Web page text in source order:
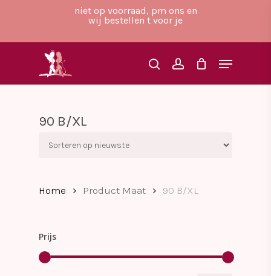
content
niet op voorraad, pm ons en
wij bestellen t voor je
searchaccount
Menu
90 B/XL
Home Product Maat 90 B/XL
Prijs